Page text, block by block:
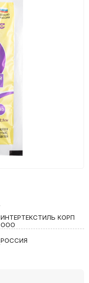
ИНТЕРТЕКСТИЛЬ КОРП
ООО
РОССИЯ